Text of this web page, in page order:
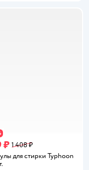
₽ 1 408 ₽
для стирки Typhoon